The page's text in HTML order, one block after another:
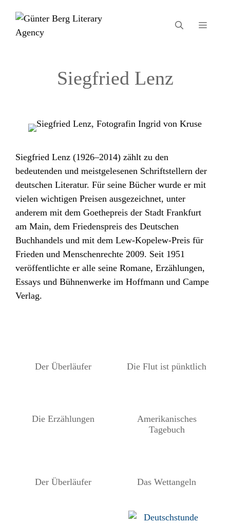
Inhalt
springen
Siegfried Lenz
Siegfried Lenz (1926–2014) zählt zu den
bedeutenden und meistgelesenen Schriftstellern der
deutschen Literatur. Für seine Bücher wurde er mit
vielen wichtigen Preisen ausgezeichnet, unter
anderem mit dem Goethepreis der Stadt Frankfurt
am Main, dem Friedenspreis des Deutschen
Buchhandels und mit dem Lew-Kopelew-Preis für
Frieden und Menschenrechte 2009. Seit 1951
veröffentlichte er alle seine Romane, Erzählungen,
Essays und Bühnenwerke im Hoffmann und Campe
Verlag.
Der Überläufer Die Flut ist pünktlich
Die Erzählungen
Amerikanisches
Tagebuch
Der Überläufer Das Wettangeln